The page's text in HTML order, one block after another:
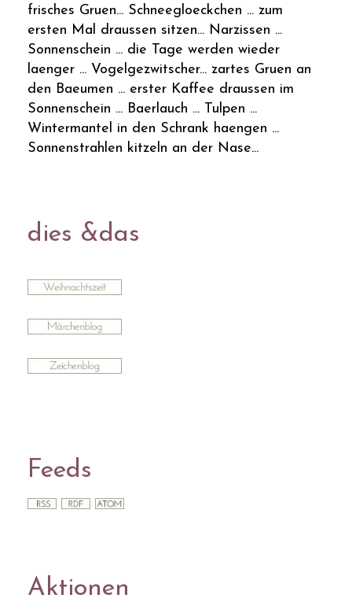
frisches Gruen... Schneegloeckchen ... zum
ersten Mal draussen sitzen... Narzissen ...
Sonnenschein ... die Tage werden wieder
laenger ... Vogelgezwitscher... zartes Gruen an
den Baeumen ... erster Kaffee draussen im
Sonnenschein ... Baerlauch ... Tulpen ...
Wintermantel in den Schrank haengen ...
Sonnenstrahlen kitzeln an der Nase...
dies &das
Feeds
Aktionen